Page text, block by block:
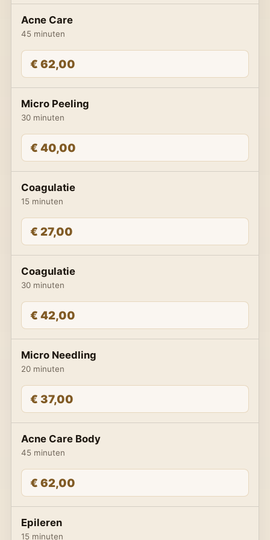
Acne Care
45 minuten
€ 62,00
Micro Peeling
30 minuten
€ 40,00
Coagulatie
15 minuten
€ 27,00
Coagulatie
30 minuten
€ 42,00
Micro Needling
20 minuten
€ 37,00
Acne Care Body
45 minuten
€ 62,00
Epileren
15 minuten